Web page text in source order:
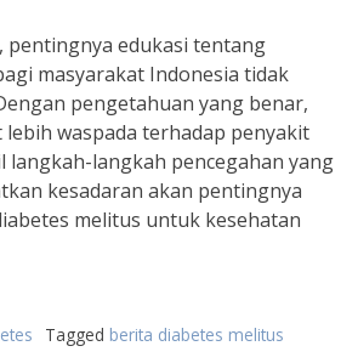
pentingnya edukasi tentang
masyarakat Indonesia tidak
pengetahuan yang benar,
lebih waspada terhadap penyakit
langkah-langkah pencegahan yang
kesadaran akan pentingnya
melitus untuk kesehatan
Tagged berita diabetes melitus